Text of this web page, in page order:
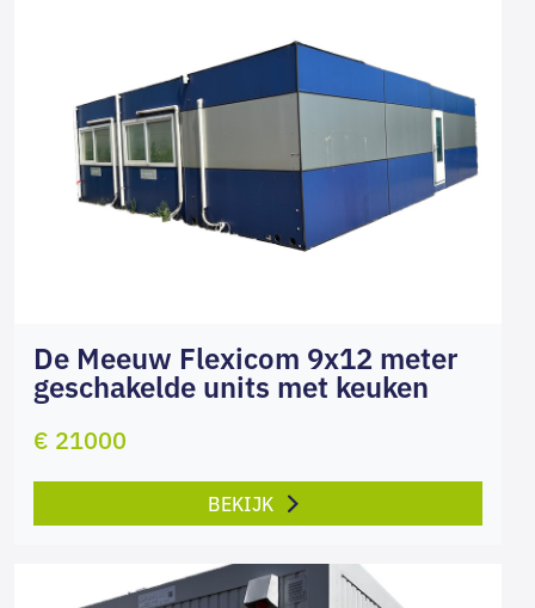
De Meeuw Flexicom 9x12 meter
geschakelde units met keuken
€ 21000
BEKIJK